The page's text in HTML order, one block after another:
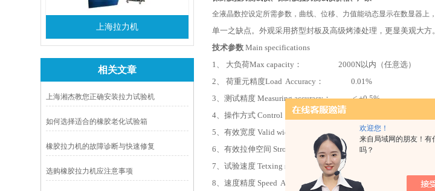
欢迎您！
来自局域网的朋友！有
吗？
上海拉力机
相关文章
上海湘杰教您正确安装拉力试验机
如何选择适合的橡胶老化试验箱
橡胶拉力机的故障诊断与快速修复
选购橡胶拉力机应注意事项
全液晶数控设定所需参数，曲线、位移、力值能动态显示在数显器上
单一之缺点。外观采用挤型封板及高级烤漆处理，更显美观大方
技术参数 Main specifications
1、 大负荷Max capacity： 2000N以内（任意选）
2、 荷重元精度Load Accuracy： 0.01%
3、测试精度 Measuring accuracy： < ±0.5%
4、操作方式 Control： 全数控或电脑控制、打印
5、有效宽度 Valid width ： 150mm
6、有效拉伸空间 Stroke： 300mm（根据需要可加高
7、试验速度 Tetxing speed ： 0.001~300mm/min 任意调
8、速度精度 Speed Accuracy： ±0.5%以内；